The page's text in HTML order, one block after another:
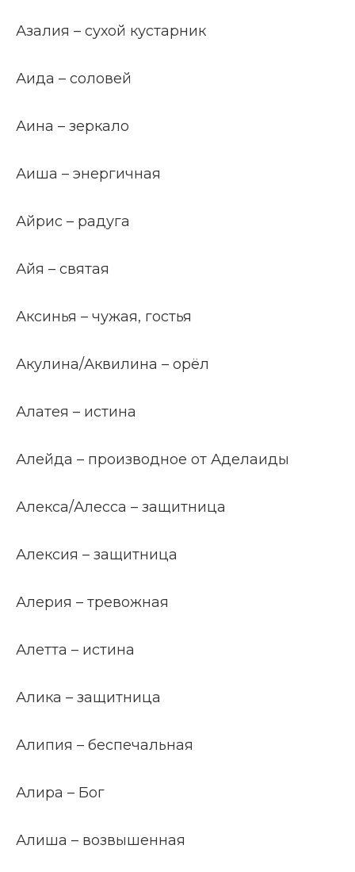
Азалия – сухой кустарник
Аида – соловей
Аина – зеркало
Аиша – энергичная
Айрис – радуга
Айя – святая
Аксинья – чужая, гостья
Акулина/Аквилина – орёл
Алатея – истина
Алейда – производное от Аделаиды
Алекса/Алесса – защитница
Алексия – защитница
Алерия – тревожная
Алетта – истина
Алика – защитница
Алипия – беспечальная
Алира – Бог
Алиша – возвышенная